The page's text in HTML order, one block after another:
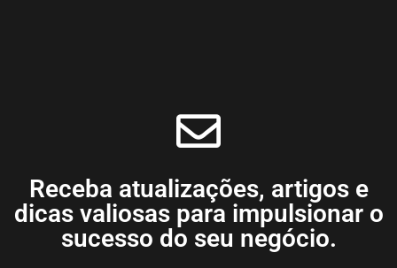
Receba atualizações, artigos e
dicas valiosas para impulsionar o
sucesso do seu negócio.